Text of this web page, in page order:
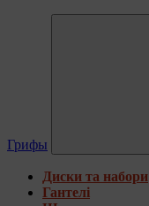
Грифы
Диски та набори
Гантелі